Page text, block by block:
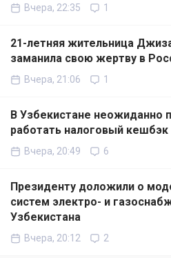
Вчера, 22:35 1
21-летняя жительница
заманила свою жертву в
Вчера, 21:06 1
В Узбекистане неожиданно
работать налоговый кешбэк
Вчера, 20:49 6
Президенту доложили о
систем электро- и
Узбекистана
Вчера, 20:12 2